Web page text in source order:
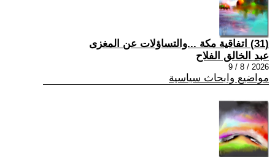
(31) اتفاقية مكة ...والتساؤلات عن المغزى
عبد الخالق الفلاح
2026 / 8 / 9
مواضيع وابحاث سياسية